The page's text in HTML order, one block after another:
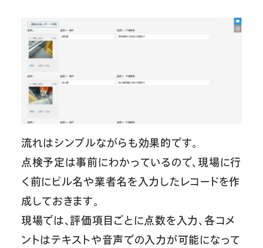
流れはシンプルながらも効果的です。
点検予定は事前にわかっているので、現場に行
く前にビル名や業者名を入力したレコードを作
成しておきます。
現場では、評価項目ごとに点数を入力、各コメ
ントはテキストや音声での入力が可能になって